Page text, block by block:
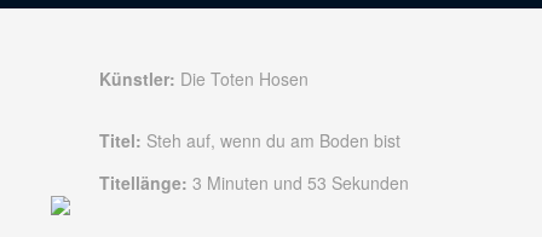
Künstler: Die Toten Hosen
Titel: Steh auf, wenn du am Boden bist
Titellänge: 3 Minuten und 53 Sekunden